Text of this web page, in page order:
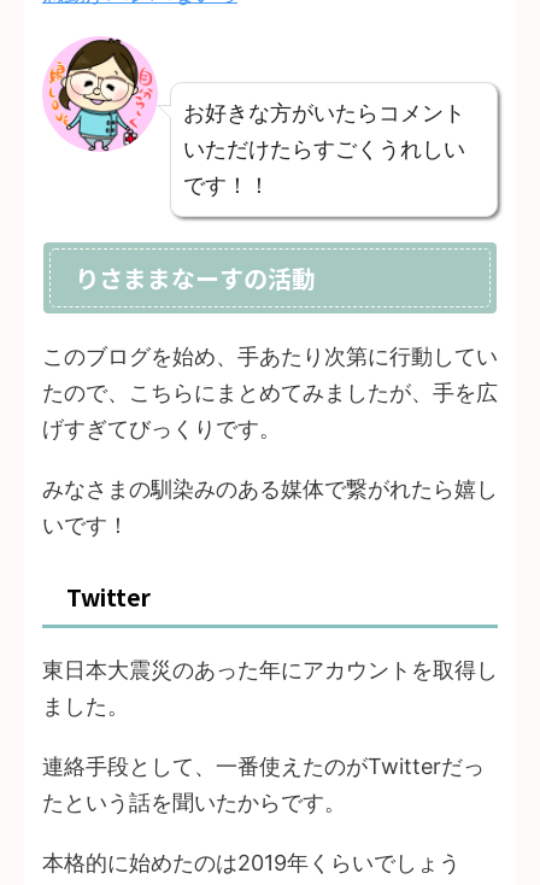
お好きな方がいたらコメント
いただけたらすごくうれしい
です！！
りさままなーすの活動
このブログを始め、手あたり次第に行動してい
たので、こちらにまとめてみましたが、手を広
げすぎてびっくりです。
みなさまの馴染みのある媒体で繋がれたら嬉し
いです！
Twitter
東日本大震災のあった年にアカウントを取得し
ました。
連絡手段として、一番使えたのがTwitterだっ
たという話を聞いたからです。
本格的に始めたのは2019年くらいでしょう